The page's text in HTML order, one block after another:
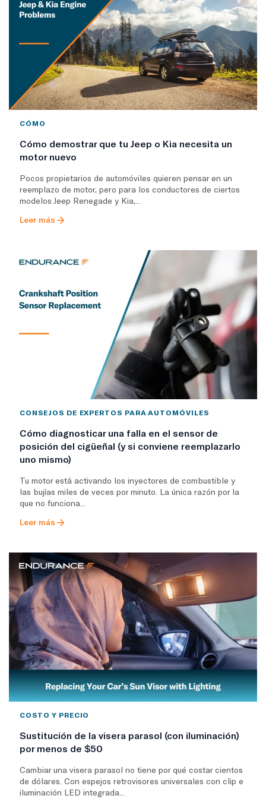
CÓMO
Cómo demostrar que tu Jeep o Kia necesita un
motor nuevo
Pocos propietarios de automóviles quieren pensar en un
reemplazo de motor, pero para los conductores de ciertos
modelos Jeep Renegade y Kia,...
Leer más
CONSEJOS DE EXPERTOS PARA AUTOMÓVILES
Cómo diagnosticar una falla en el sensor de
posición del cigüeñal (y si conviene reemplazarlo
uno mismo)
Tu motor está activando los inyectores de combustible y
las bujías miles de veces por minuto. La única razón por la
que no funciona...
Leer más
COSTO Y PRECIO
Sustitución de la visera parasol (con iluminación)
por menos de $50
Cambiar una visera parasol no tiene por qué costar cientos
de dólares. Con espejos retrovisores universales con clip e
iluminación LED integrada...